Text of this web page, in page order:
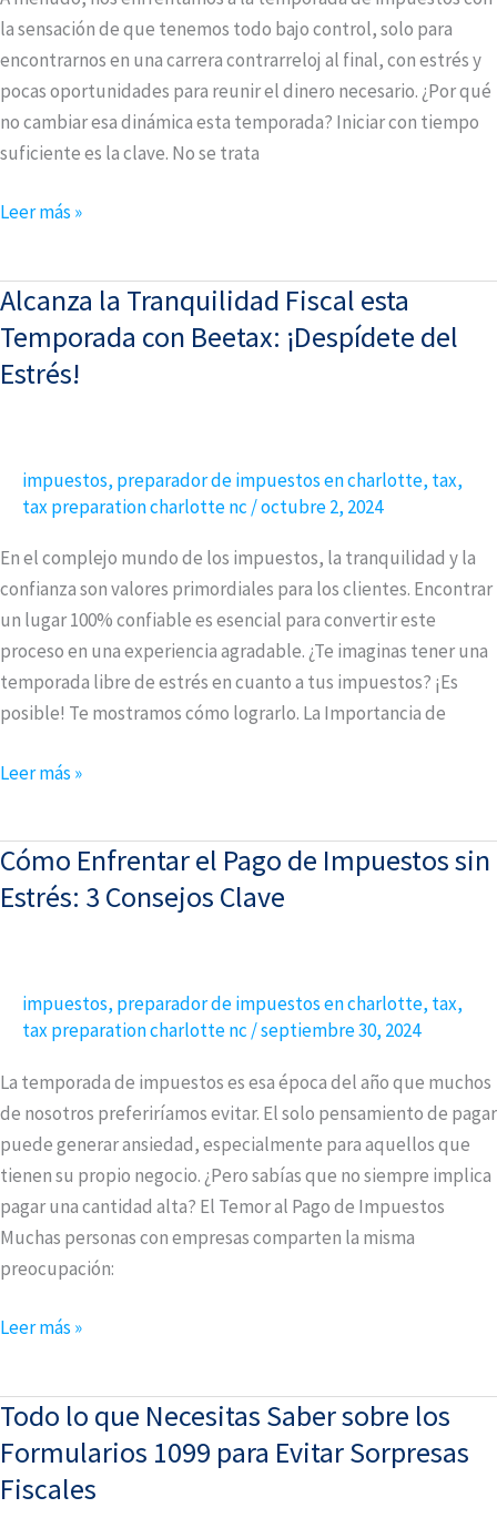
la sensación de que tenemos todo bajo control, solo para
encontrarnos en una carrera contrarreloj al final, con estrés y
pocas oportunidades para reunir el dinero necesario. ¿Por qué
no cambiar esa dinámica esta temporada? Iniciar con tiempo
suficiente es la clave. No se trata
de
Sobra
Leer más »
Alcanza la Tranquilidad Fiscal esta
Temporada con Beetax: ¡Despídete del
Estrés!
impuestos, preparador de impuestos en charlotte, tax,
tax preparation charlotte nc /octubre 2, 2024
En el complejo mundo de los impuestos, la tranquilidad y la
confianza son valores primordiales para los clientes. Encontrar
un lugar 100% confiable es esencial para convertir este
proceso en una experiencia agradable. ¿Te imaginas tener una
temporada libre de estrés en cuanto a tus impuestos? ¡Es
posible! Te mostramos cómo lograrlo. La Importancia de
Alcanza
la
Tranquilidad
Fiscal
con
Beetax:
¡Despídete
Estrés!
Leer más »
Cómo Enfrentar el Pago de Impuestos sin
Estrés: 3 Consejos Clave
impuestos, preparador de impuestos en charlotte, tax,
tax preparation charlotte nc /septiembre 30, 2024
La temporada de impuestos es esa época del año que muchos
de nosotros preferiríamos evitar. El solo pensamiento de pagar
puede generar ansiedad, especialmente para aquellos que
tienen su propio negocio. ¿Pero sabías que no siempre implica
pagar una cantidad alta? El Temor al Pago de Impuestos
Muchas personas con empresas comparten la misma
preocupación:
Cómo
Enfrentar
Impuestos
Estrés:
3
Consejos
Clave
Leer más »
Todo lo que Necesitas Saber sobre los
Formularios 1099 para Evitar Sorpresas
Fiscales
Todo
lo
que
Necesitas